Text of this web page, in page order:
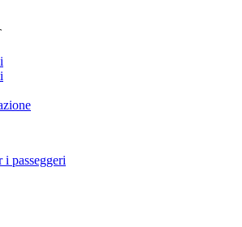
passeggeri